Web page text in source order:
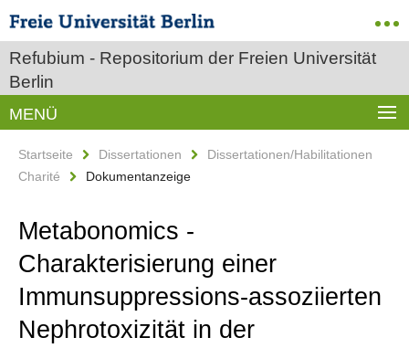
Refubium - Repositorium der Freien Universität
Berlin
MENÜ
Startseite Dissertationen
Dissertationen/Habilitationen
Charité
Dokumentanzeige
Metabonomics -
Charakterisierung einer
Immunsuppressions-assoziierten
Nephrotoxizität in der